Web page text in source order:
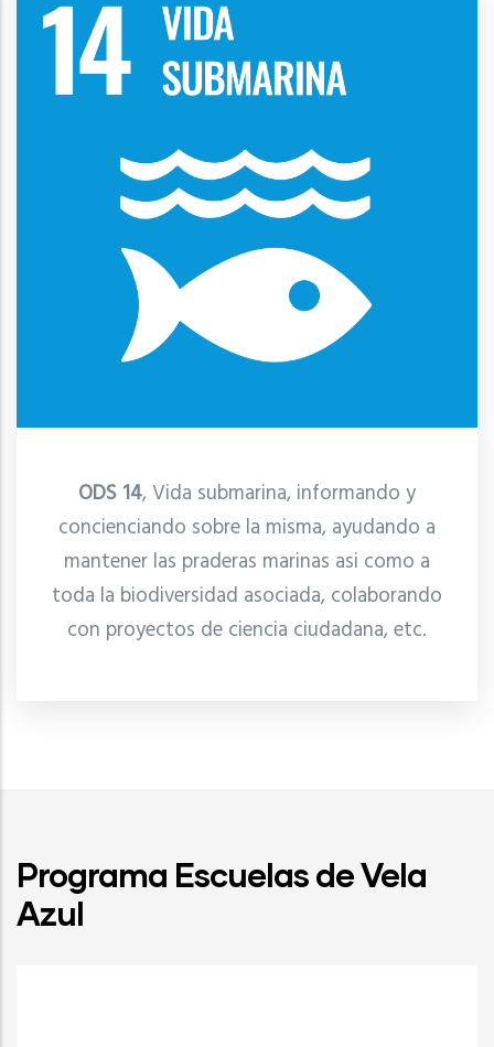
ODS 14, Vida submarina, informando y
concienciando sobre la misma, ayudando a
mantener las praderas marinas asi como a
toda la biodiversidad asociada, colaborando
con proyectos de ciencia ciudadana, etc.
Programa Escuelas de Vela
Azul